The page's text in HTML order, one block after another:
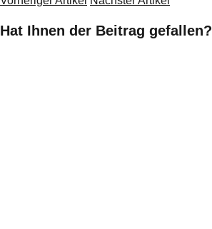
Hat Ihnen der Beitrag gefallen?